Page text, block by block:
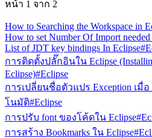
หน้า 1 จาก 2
How to Searching the Workspace in
How to set Number Of Import
List of JDT key bindings In Eclipse
การติดตั้งปลั๊กอินใน Eclipse
Eclipse)#Eclipse
การเปลี่ยนชื่อตัวแปร Exception เมื่อ
โนมัติ#Eclipse
การปรับ font ของโค้ดใน Eclipse
การสร้าง Bookmarks ใน Eclipse